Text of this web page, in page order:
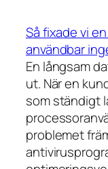
Så fixade vi
användbar
En långsam
ut. När en
som ständigt
problemet